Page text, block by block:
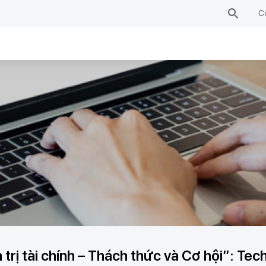
trị tài chính – Thách thức và Cơ hội”: